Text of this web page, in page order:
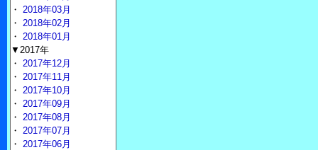
・ 2018年03月
・ 2018年02月
・ 2018年01月
▼2017年
・ 2017年12月
・ 2017年11月
・ 2017年10月
・ 2017年09月
・ 2017年08月
・ 2017年07月
・ 2017年06月